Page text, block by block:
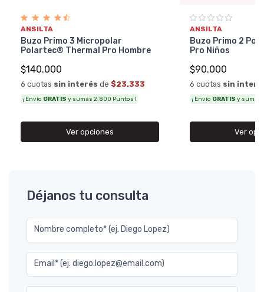
ANSILTA
Buzo Primo 3 Micropolar
Polartec® Thermal Pro Hombre
$140.000
6 cuotas sin interés de $23.333
¡ Envío GRATIS y sumás 2.800 Puntos !
Ver opciones
ANSILTA
Buzo Primo 2
Pro Niños
$90.000
6 cuotas sin
¡ Envío GRATIS y sumás
Ver
Déjanos tu consulta
Nombre completo* (ej. Diego Lopez)
Email* (ej. diego.lopez@email.com)